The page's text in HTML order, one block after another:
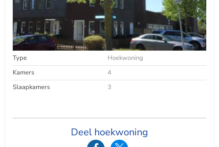
Type
Hoekwoning
Kamers
4
Slaapkamers
3
Deel hoekwoning